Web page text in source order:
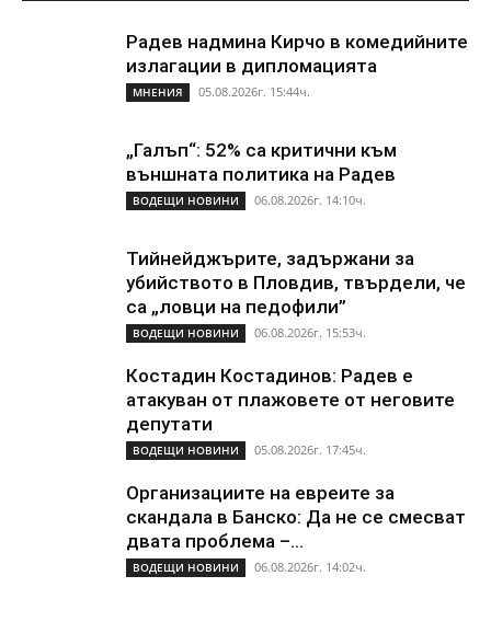
Радев надмина Кирчо в комедийните
излагации в дипломацията
МНЕНИЯ 05.08.2026г. 15:44ч.
„Галъп“: 52% са критични към
външната политика на Радев
ВОДЕЩИ НОВИНИ 06.08.2026г. 14:10ч.
Тийнейджърите, задържани за
убийството в Пловдив, твърдели, че
са „ловци на педофили”
ВОДЕЩИ НОВИНИ 06.08.2026г. 15:53ч.
Костадин Костадинов: Радев е
атакуван от плажoвете от неговите
депутати
ВОДЕЩИ НОВИНИ 05.08.2026г. 17:45ч.
Организациите на евреите за
скандала в Банско: Да не се смесват
двата проблема –...
ВОДЕЩИ НОВИНИ 06.08.2026г. 14:02ч.